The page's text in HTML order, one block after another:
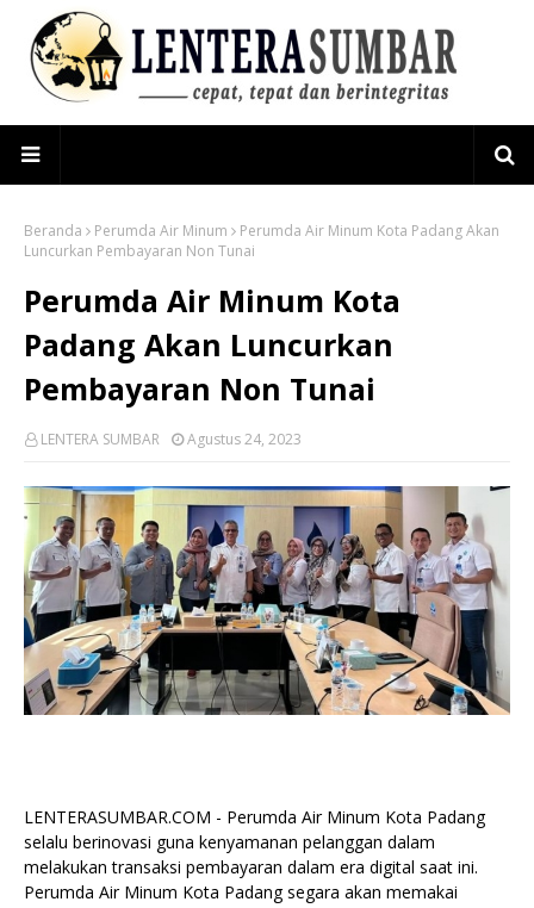
Beranda Perumda Air Minum
Perumda Air Minum Kota Padang Akan
Luncurkan Pembayaran Non Tunai
Perumda Air Minum Kota
Padang Akan Luncurkan
Pembayaran Non Tunai
LENTERA SUMBAR Agustus 24, 2023
LENTERASUMBAR.COM - Perumda Air Minum Kota Padang
selalu berinovasi guna kenyamanan pelanggan dalam
melakukan transaksi pembayaran dalam era digital saat ini.
Perumda Air Minum Kota Padang segara akan memakai